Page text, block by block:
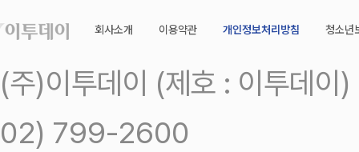
회사소개 이용약관 개인정보처리방침 청소년
(주)이투데이 (제호 : 이투데
02) 799-2600